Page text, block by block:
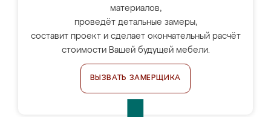
материалов,
проведёт детальные замеры,
составит проект и сделает окончательный расчёт
стоимости Вашей будущей мебели.
ВЫЗВАТЬ ЗАМЕРЩИКА